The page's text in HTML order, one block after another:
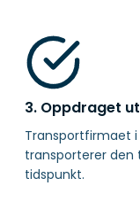
3. Oppdraget
Transportfirmaet i
transporterer
tidspunkt.